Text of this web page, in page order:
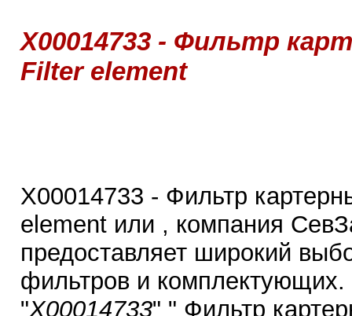
Х00014733 - Фильтр
Filter element
Х00014733 - Фильтр
element или , компания
предоставляет широкий
фильтров и
"Х00014733" " Фильтр